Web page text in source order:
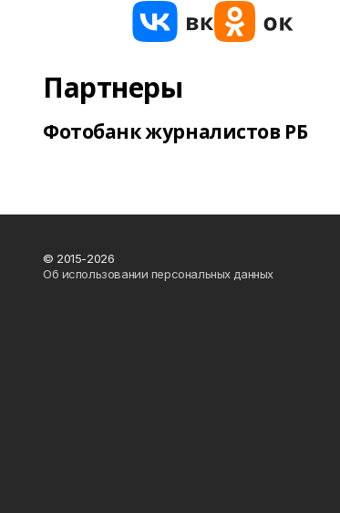
Партнеры
Фотобанк журналистов РБ
© 2015-2026
Об использовании персональных данных